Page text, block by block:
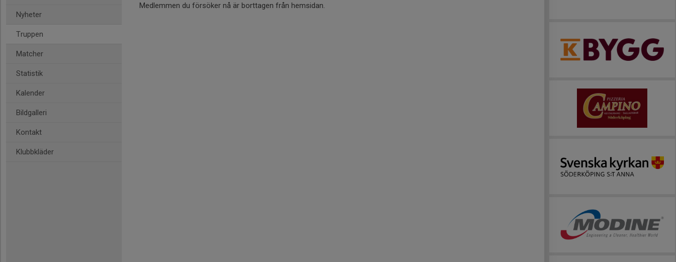
Nyheter
Truppen
Matcher
Statistik
Kalender
Bildgalleri
Kontakt
Klubbkläder
Medlemmen du försöker nå är borttagen från hemsidan.